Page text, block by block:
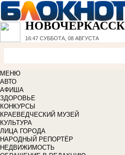
НОВОЧЕРКАССК
16:47 СУББОТА, 08 АВГУСТА
МЕНЮ
АВТО
АФИША
ЗДОРОВЬЕ
КОНКУРСЫ
КРАЕВЕДЧЕСКИЙ МУЗЕЙ
КУЛЬТУРА
ЛИЦА ГОРОДА
НАРОДНЫЙ РЕПОРТЁР
НЕДВИЖИМОСТЬ